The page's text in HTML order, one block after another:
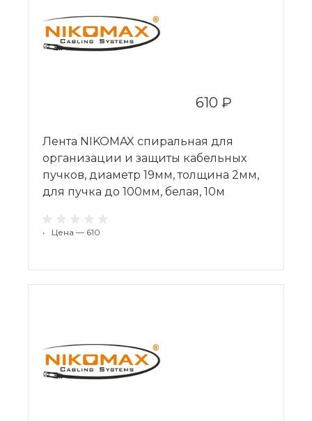
610 ₽
Лента NIKOMAX спиральная для
организации и защиты кабельных
пучков, диаметр 19мм, толщина 2мм,
для пучка до 100мм, белая, 10м
• Цена — 610